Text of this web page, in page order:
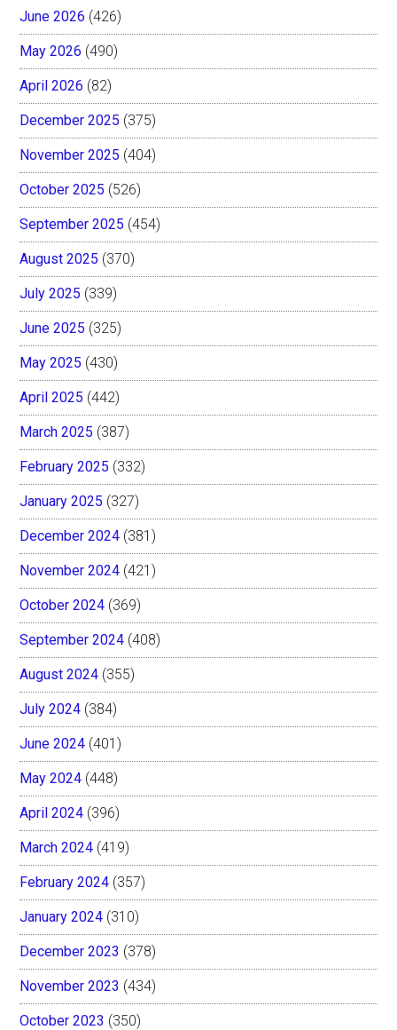
June 2026 (426)
May 2026 (490)
April 2026 (82)
December 2025 (375)
November 2025 (404)
October 2025 (526)
September 2025 (454)
August 2025 (370)
July 2025 (339)
June 2025 (325)
May 2025 (430)
April 2025 (442)
March 2025 (387)
February 2025 (332)
January 2025 (327)
December 2024 (381)
November 2024 (421)
October 2024 (369)
September 2024 (408)
August 2024 (355)
July 2024 (384)
June 2024 (401)
May 2024 (448)
April 2024 (396)
March 2024 (419)
February 2024 (357)
January 2024 (310)
December 2023 (378)
November 2023 (434)
October 2023 (350)